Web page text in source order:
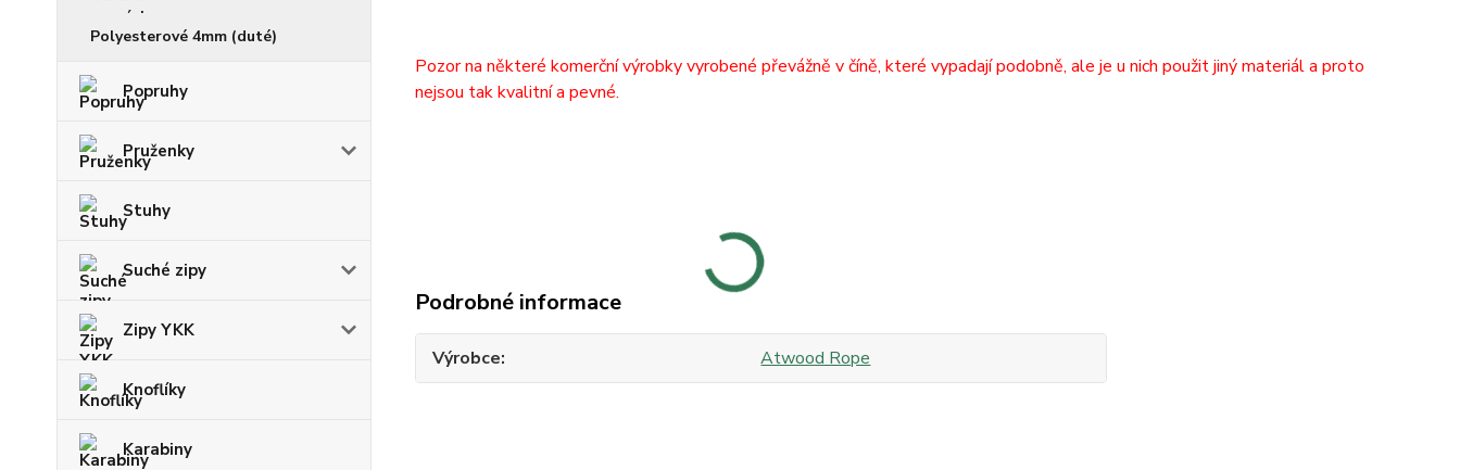
Polyesterové 4mm (duté)
Popruhy
Pruženky
Stuhy
Suché zipy
Zipy YKK
Knoflíky
Karabiny
Pozor na některé komerční výrobky vyrobené převážně v číně, které vypadají podobně, ale je u nich použit jiný materiál a proto
nejsou tak kvalitní a pevné.
Podrobné informace
Výrobce Atwood Rope